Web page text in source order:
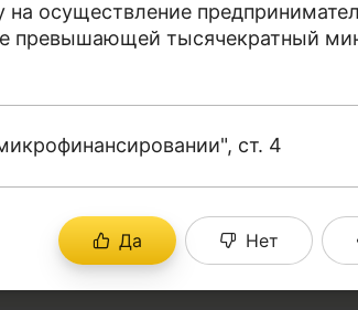
Депозит
Финансовая
точные определения терминов,
поможет Вам понять
литературе.
осуществление
превышающей тысячекратный
ст. 4
Да Нет